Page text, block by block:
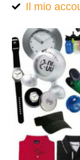
Il mio